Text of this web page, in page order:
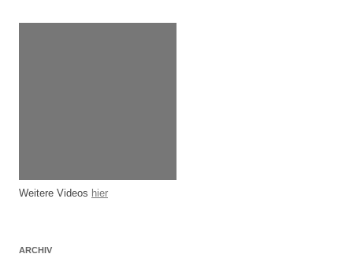
Weitere Videos hier
ARCHIV